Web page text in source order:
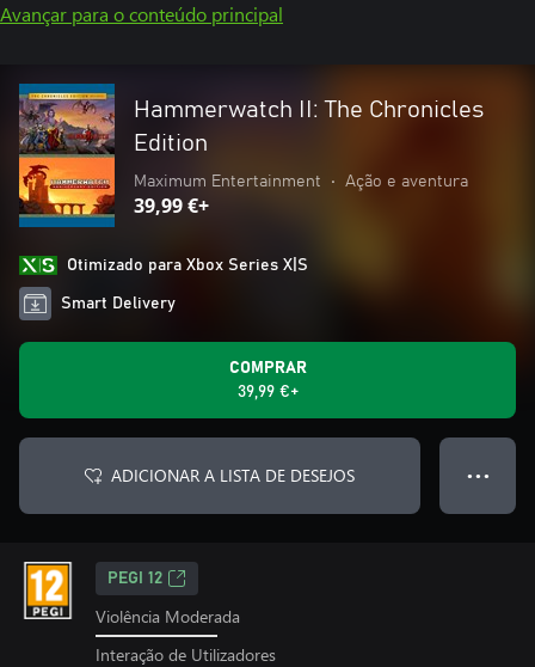
Avançar para o conteúdo principal
Hammerwatch II: The Chronicles
Edition
Maximum Entertainment • Ação e aventura
39,99 €+
Otimizado para Xbox Series X|S
Smart Delivery
COMPRAR
39,99 €+
ADICIONAR A LISTA DE DESEJOS ● ● ●
PEGI 12
Violência Moderada
Interação de Utilizadores